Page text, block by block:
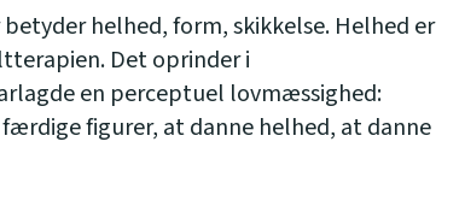
helhed, form, skikkelse. Helhed er
Det oprinder i
en perceptuel lovmæssighed:
figurer, at danne helhed, at danne